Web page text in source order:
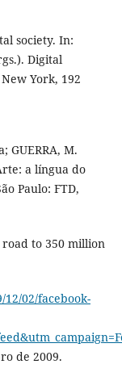
society. In:
Digital
York, 192
GUERRA, M.
a língua do
Paulo: FTD,
road to 350 million
02/facebook-
de 2009.